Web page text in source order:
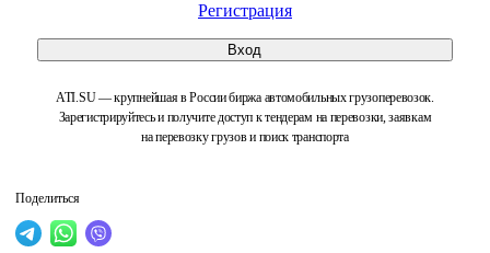
Регистрация
Вход
ATI.SU — крупнейшая в России биржа автомобильных грузоперевозок.
Зарегистрируйтесь и получите доступ к тендерам на перевозки, заявкам
на перевозку грузов и поиск транспорта
Поделиться